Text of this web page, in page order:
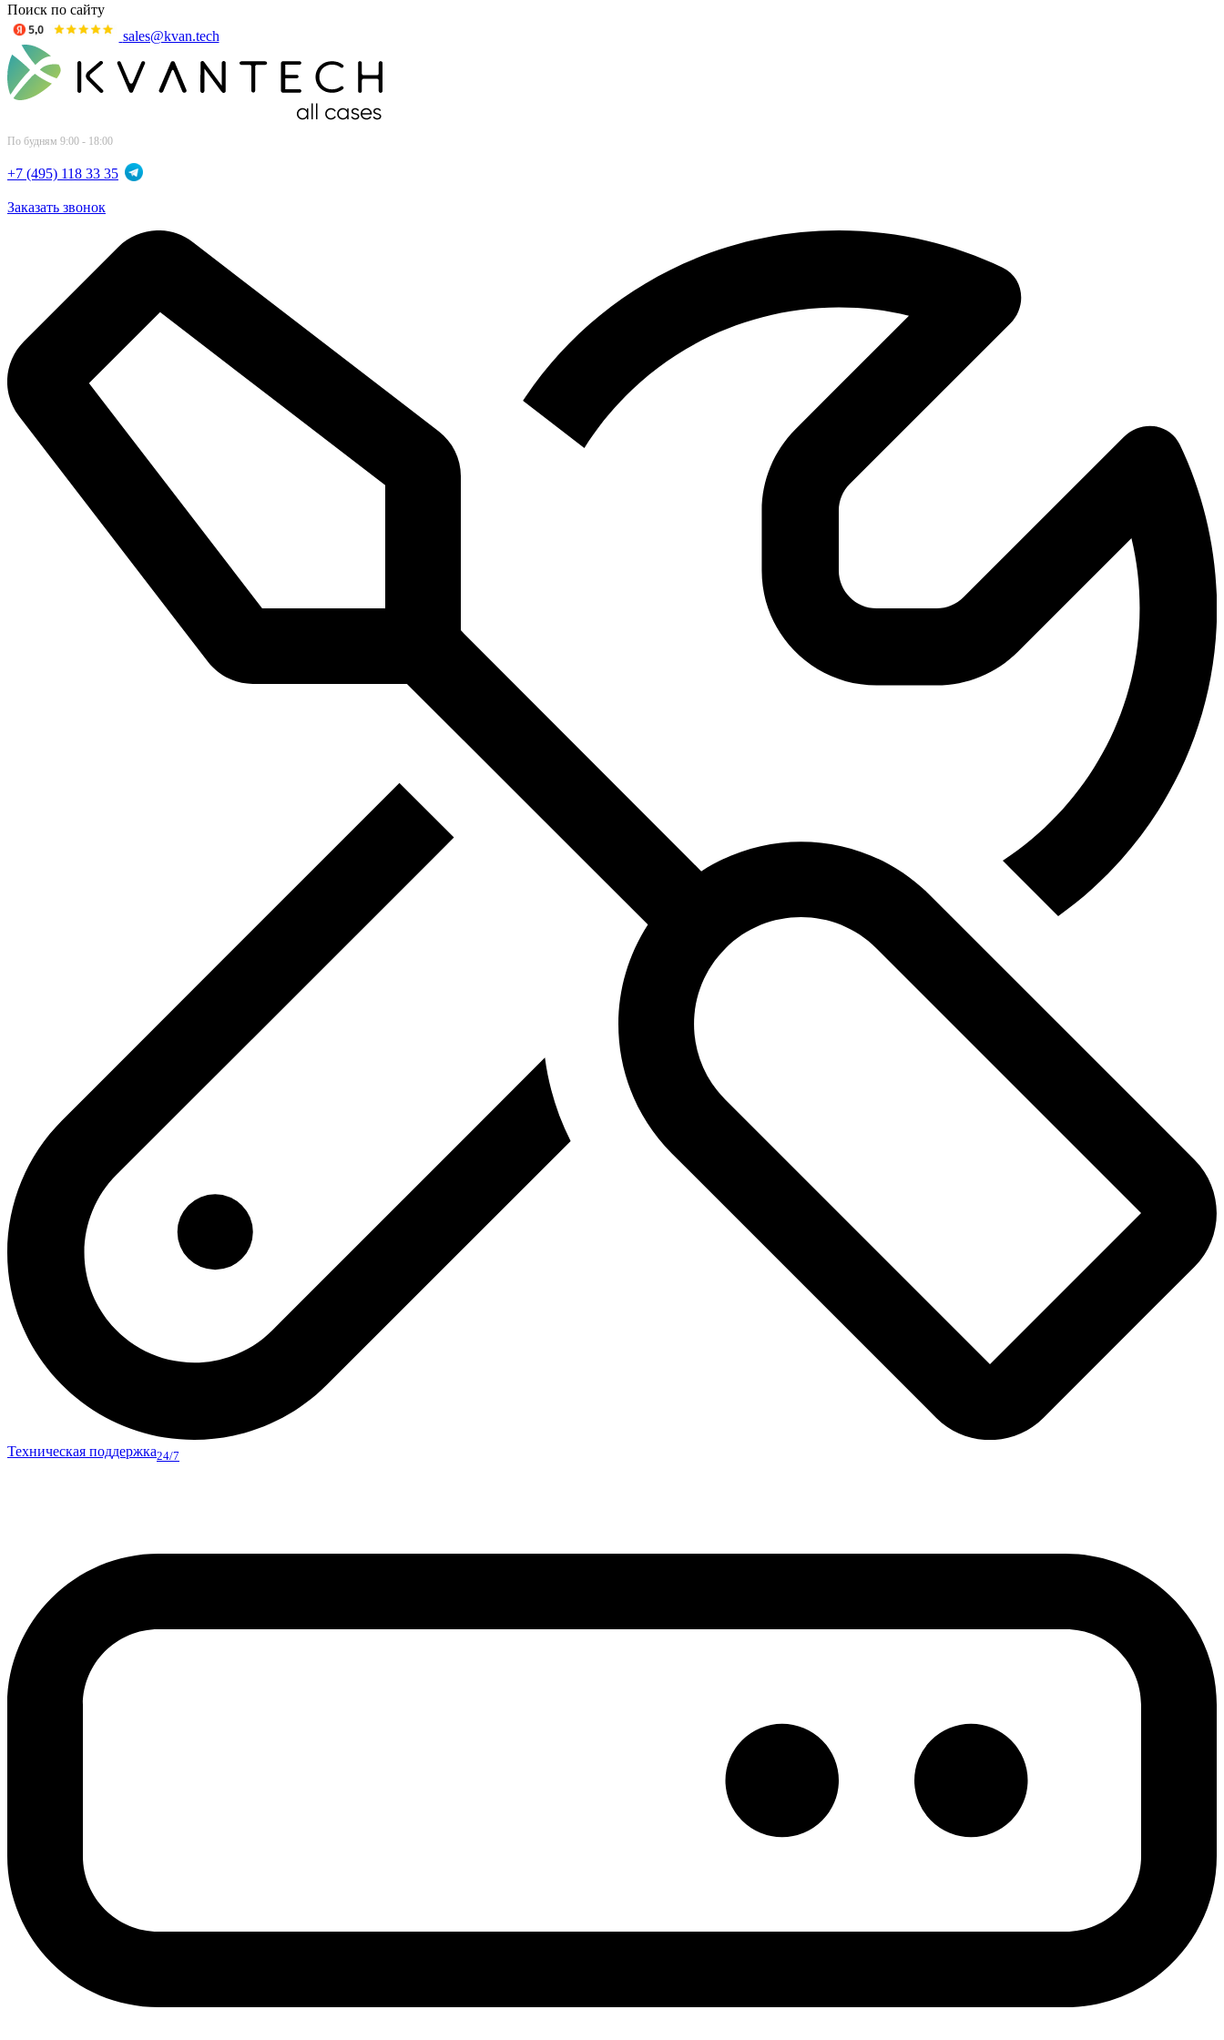
Поиск по сайту
sales@kvan.tech
По будням 9:00 - 18:00
+7 (495) 118 33 35
Заказать звонок
Техническая поддержка24/7